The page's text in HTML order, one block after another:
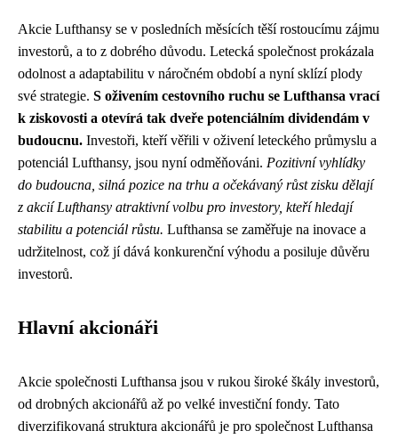
Akcie Lufthansy se v posledních měsících těší rostoucímu zájmu
investorů, a to z dobrého důvodu. Letecká společnost prokázala
odolnost a adaptabilitu v náročném období a nyní sklízí plody
své strategie. S oživením cestovního ruchu se Lufthansa vrací
k ziskovosti a otevírá tak dveře potenciálním dividendám v
budoucnu. Investoři, kteří věřili v oživení leteckého průmyslu a
potenciál Lufthansy, jsou nyní odměňováni. Pozitivní vyhlídky
do budoucna, silná pozice na trhu a očekávaný růst zisku dělají
z akcií Lufthansy atraktivní volbu pro investory, kteří hledají
stabilitu a potenciál růstu. Lufthansa se zaměřuje na inovace a
udržitelnost, což jí dává konkurenční výhodu a posiluje důvěru
investorů.
Hlavní akcionáři
Akcie společnosti Lufthansa jsou v rukou široké škály investorů,
od drobných akcionářů až po velké investiční fondy. Tato
diverzifikovaná struktura akcionářů je pro společnost Lufthansa